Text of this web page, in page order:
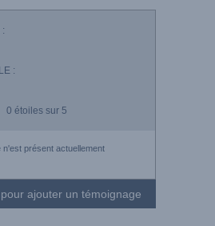
:
0 étoiles sur 5
n'est présent actuellement
ajouter un témoignage